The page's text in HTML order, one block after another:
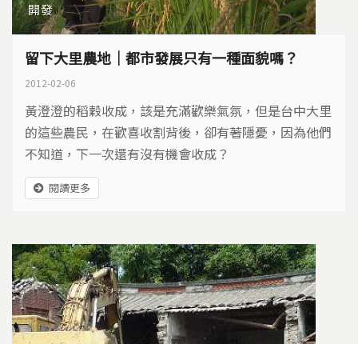
開發
留下大里農地｜都市發展只有一種面貌嗎？
2012-02-06
黃澄澄的稻穀收成，該是充滿歡樂氣氛，但是台中大里
的這些農民，在歡喜收割背後，卻有著隱憂，因為他們
不知道，下一次還有沒有機會收成？
閱讀更多